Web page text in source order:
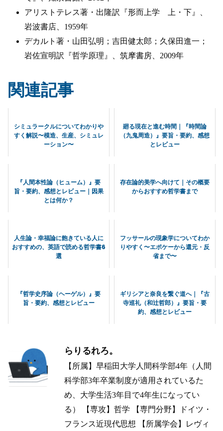
アリストテレス著・出隆訳『形而上学 上・下』、
岩波書店、1959年
デカルト著・山田弘明；吉田健太郎；久保田進一；
岩佐宣明訳『哲学原理』、筑摩書房、2009年
関連記事
シミュラークルについてわかりや
すく解説〜模造、生産、シミュレ
ーション〜
廻る現在と進む時間｜『時間論
（九鬼周造）』要旨・要約、感想
とレビュー
『人間本性論（ヒューム）』要
旨・要約、感想とレビュー｜因果
とは何か？
存在論的美学へ向けて｜その概要
からおすすめ哲学書まで
人生論・幸福論に飽きている人に
おすすめの、英語で読める哲学書6
選
フッサールの現象学についてわか
りやすく〜エポケーから還元・反
省まで〜
『哲学史序論（ヘーゲル）』要
旨・要約、感想とレビュー
ギリシアと奈良を繋ぐ道へ｜『古
寺巡礼（和辻哲郎）』要旨・要
約、感想とレビュー
らりるれろ。
【所属】早稲田大学人間科学部4年（人間
科学部3年卒業制度が適用されているた
め、大学生活3年目で4年生になってい
る） 【専攻】哲学 【専門分野】ドイツ・
フランス近現代思想 【所属学会】レヴィ